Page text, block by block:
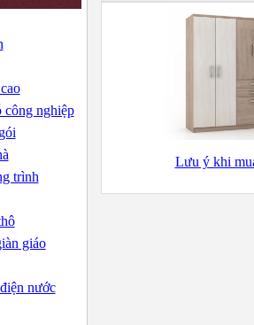
công nghiệp
trình
giáo
nước
Lưu ý khi